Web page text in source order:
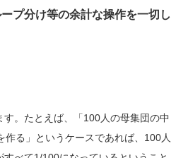
プ分け等の余計な操作を一切し
。たとえば、「100人の母集団の中
作る」というケースであれば、100人